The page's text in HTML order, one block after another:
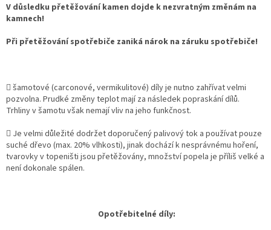
V důsledku přetěžování kamen dojde k nezvratným změnám na
kamnech!
Při přetěžování spotřebiče zaniká nárok na záruku spotřebiče!
 šamotové (carconové, vermikulitové) díly je nutno zahřívat velmi
pozvolna. Prudké změny teplot mají za následek popraskání dílů.
Trhliny v šamotu však nemají vliv na jeho funkčnost.
 Je velmi důležité dodržet doporučený palivový tok a používat pouze
suché dřevo (max. 20% vlhkosti), jinak dochází k nesprávnému hoření,
tvarovky v topeništi jsou přetěžovány, množství popela je příliš velké a
není dokonale spálen.
Opotřebitelné díly: